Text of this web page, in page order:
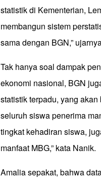
statistik di Kementerian,
membangun sistem
sama dengan BGN,”
Tak hanya soal dampak
ekonomi nasional, BGN
statistik terpadu, yang
seluruh siswa penerima
tingkat kehadiran siswa,
manfaat MBG,” kata Nanik.
Amalia sepakat, bahwa